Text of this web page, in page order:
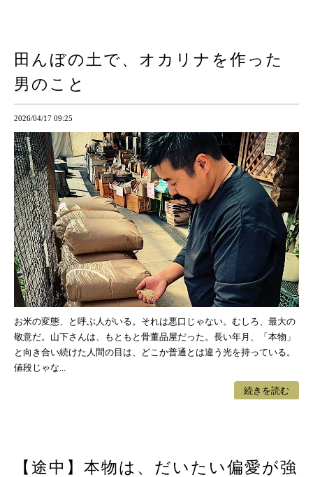
田んぼの土で、オカリナを作った
男のこと
2026/04/17 09:25
お米の変態、と呼ぶ人がいる。それは悪口じゃない。むしろ、最大の
敬意だ。山下さんは、もともと骨董品屋だった。長い年月、「本物」
と向き合い続けた人間の目は、どこか普通とは違う光を持っている。
値段じゃな...
続きを読む
【途中】本物は、だいたい偏愛が強